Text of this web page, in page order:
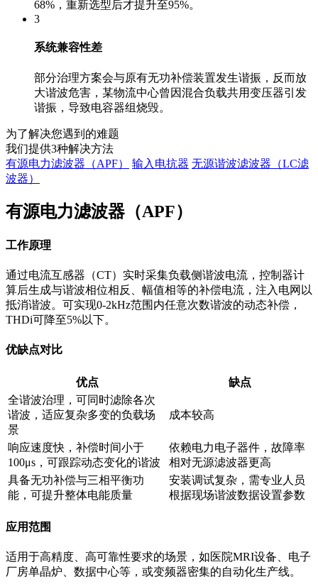
68%，重新选型后才提升至95%。
3
系统兼容性差
部分治理方案会与原有无功补偿装置发生谐振，反而放
大谐波危害，某物流中心曾因混合负载共用变压器引发
谐振，导致电容器组烧毁。
为了解决您遇到的难题
我们提供3种解决方法
有源电力滤波器（APF）
输入电抗器 无源谐波滤波器（LC滤
波器）
有源电力滤波器（APF）
工作原理
通过电流互感器（CT）实时采集负载侧谐波电流，控制器计
算后生成与谐波相位相反、幅值相等的补偿电流，注入电网以
抵消谐波。可实现0-2kHz范围内任意次数谐波的动态补偿，
THDi可降至5%以下。
优缺点对比
优点
缺点
全谐波治理，可同时滤除各次
谐波，适应复杂多变的负载场
景
成本较高
响应速度快，补偿时间小于
100μs，可跟踪动态变化的谐波
依赖电力电子器件，故障率
相对无源滤波器更高
具备无功补偿与三相平衡功
能，可提升整体电能质量
安装调试复杂，需专业人员
根据现场谐波数据设置参数
应用范围
适用于高精度、高可靠性要求的场景，如医院MRI设备、电子
厂房单晶炉、数据中心等，或变频器密集的自动化生产线。